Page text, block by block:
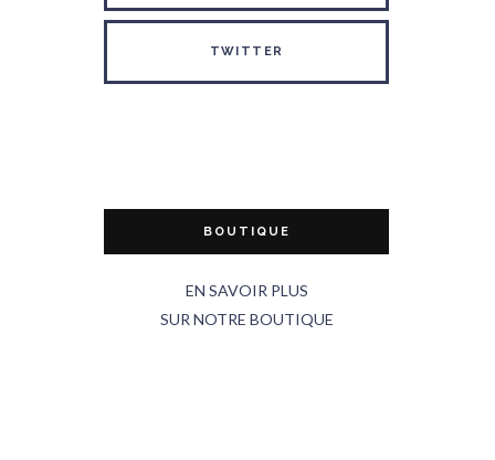
TWITTER
BOUTIQUE
EN SAVOIR PLUS
SUR NOTRE BOUTIQUE